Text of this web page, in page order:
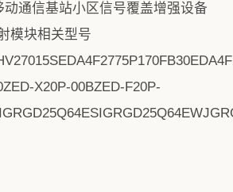
通信基站小区信号覆盖增强设备
模块相关型号
X20P-00BZED-F20P-